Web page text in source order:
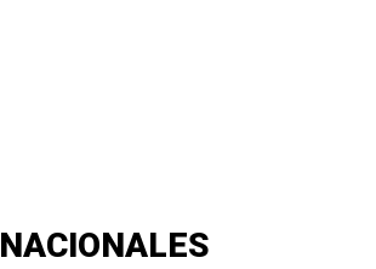
NACIONALES